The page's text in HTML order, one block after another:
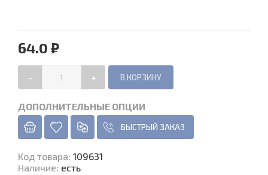
64.0 ₽
- +
ДОПОЛНИТЕЛЬНЫЕ ОПЦИИ
БЫСТРЫЙ ЗАКАЗ
Код товара: 109631
Наличие: есть